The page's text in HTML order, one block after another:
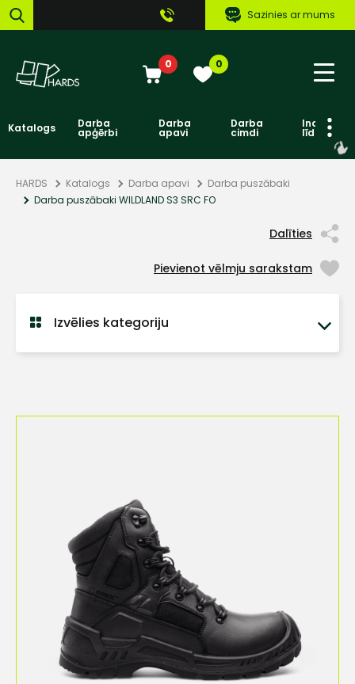
Sazinies ar mums
0 0
Katalogs Darba
apģērbi
Darba
apavi
Darba
cimdi līdzekļi
HARDS Katalogs Darba apavi
Darba puszābaki
Darba puszābaki WILDLAND S3 SRC FO
Dalīties
Pievienot vēlmju sarakstam
Izvēlies kategoriju